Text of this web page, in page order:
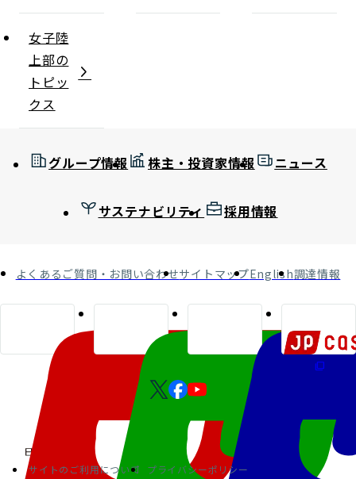
女子陸
上部の
トピッ
クス
グループ情報 株主・投資家情報 ニュース
サステナビリティ 採用情報
よくあるご質問・お問い合わせサイトマップEnglish調達情報
サイトのご利用について
プライバシーポリシー